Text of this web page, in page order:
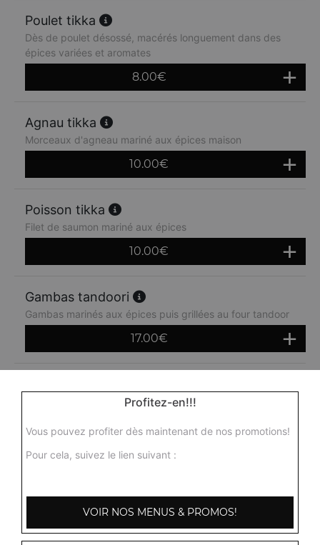
Poulet tikka
Dès de poulet désossé, macérés longuement dans des
épices variées et aromates
8.00€
Agnau tikka
Morceaux d'agneau mariné aux épices maison
10.00€
Poisson tikka
Filet de saumon mariné aux épices
10.00€
Gambas tandoori
Gambas marinés aux épices puis grillées au four tandoor
17.00€
Assortiment de morceaux d'agneau, poulet, poisson,
Profitez-en!!!
Vous pouvez profiter dès maintenant de nos promotions!
Pour cela, suivez le lien suivant :
VOIR NOS MENUS & PROMOS!